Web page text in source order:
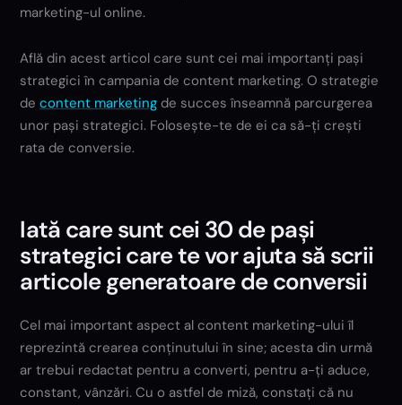
marketing-ul online.
Află din acest articol care sunt cei mai importanți pași
strategici în campania de content marketing. O strategie
decontent marketing de succes înseamnă parcurgerea
unor pași strategici. Folosește-te de ei ca să-ți crești
rata de conversie.
Iată care sunt cei 30 de pași
strategici care te vor ajuta să scrii
articole generatoare de conversii
Cel mai important aspect al content marketing-ului îl
reprezintă crearea conținutului în sine; acesta din urmă
ar trebui redactat pentru a converti, pentru a-ți aduce,
constant, vânzări. Cu o astfel de miză, constați că nu